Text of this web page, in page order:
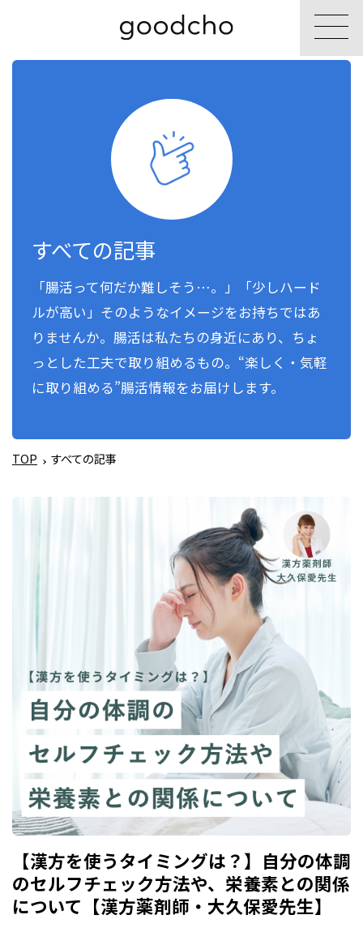
すべての記事
「腸活って何だか難しそう…。」「少しハード
ルが高い」そのようなイメージをお持ちではあ
りませんか。腸活は私たちの身近にあり、ちょ
っとした工夫で取り組めるもの。“楽しく・気軽
に取り組める”腸活情報をお届けします。
TOP すべての記事
【漢方を使うタイミングは？】自分の体調
のセルフチェック方法や、栄養素との関係
について【漢方薬剤師・大久保愛先生】